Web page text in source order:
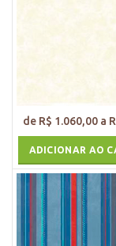
ADICIONAR AO